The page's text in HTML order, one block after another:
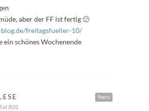
aber der FF ist fertig 🙂
freitagsfueller-10/
ein schönes Wochenende
Reply
at 8:01